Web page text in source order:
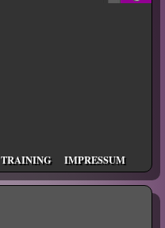
TRAINING IMPRESSUM